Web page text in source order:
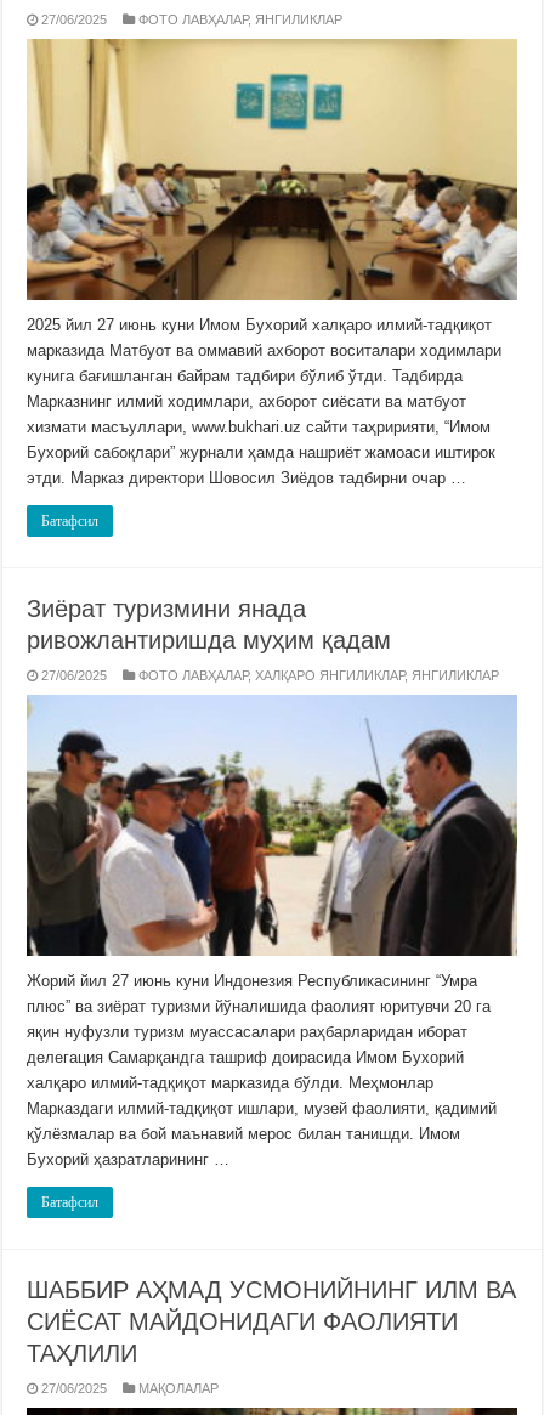
27/06/2025 ФОТО ЛАВҲАЛАР, ЯНГИЛИКЛАР
2025 йил 27 июнь куни Имом Бухорий халқаро илмий-тадқиқот
марказида Матбуот ва оммавий ахборот воситалари ходимлари
кунига бағишланган байрам тадбири бўлиб ўтди. Тадбирда
Марказнинг илмий ходимлари, ахборот сиёсати ва матбуот
хизмати масъуллари, www.bukhari.uz сайти таҳририяти, “Имом
Бухорий сабоқлари” журнали ҳамда нашриёт жамоаси иштирок
этди. Марказ директори Шовосил Зиёдов тадбирни очар …
Батафсил
Зиёрат туризмини янада
ривожлантиришда муҳим қадам
27/06/2025 ФОТО ЛАВҲАЛАР,ХАЛҚАРО ЯНГИЛИКЛАР, ЯНГИЛИКЛАР
Жорий йил 27 июнь куни Индонезия Республикасининг “Умра
плюс” ва зиёрат туризми йўналишида фаолият юритувчи 20 га
яқин нуфузли туризм муассасалари раҳбарларидан иборат
делегация Самарқандга ташриф доирасида Имом Бухорий
халқаро илмий-тадқиқот марказида бўлди. Меҳмонлар
Марказдаги илмий-тадқиқот ишлари, музей фаолияти, қадимий
қўлёзмалар ва бой маънавий мерос билан танишди. Имом
Бухорий ҳазратларининг …
Батафсил
ШАББИР АҲМАД УСМОНИЙНИНГ ИЛМ ВА
СИЁСАТ МАЙДОНИДАГИ ФАОЛИЯТИ
ТАҲЛИЛИ
27/06/2025 МАҚОЛАЛАР